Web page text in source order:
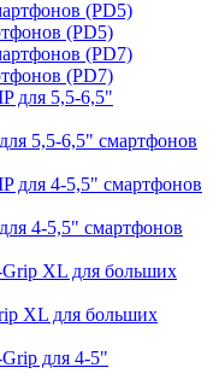
(PD5)
(PD7)
5,5-6,5" смартфонов
4-5,5" смартфонов
XL для больших